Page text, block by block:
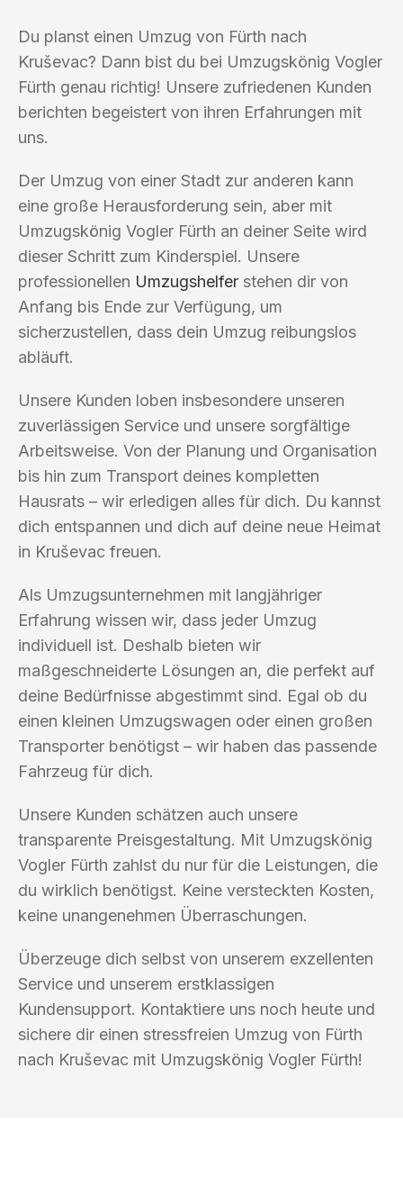
Du planst einen Umzug von Fürth nach
Kruševac? Dann bist du bei Umzugskönig Vogler
Fürth genau richtig! Unsere zufriedenen Kunden
berichten begeistert von ihren Erfahrungen mit
uns.
Der Umzug von einer Stadt zur anderen kann
eine große Herausforderung sein, aber mit
Umzugskönig Vogler Fürth an deiner Seite wird
dieser Schritt zum Kinderspiel. Unsere
professionellen Umzugshelfer stehen dir von
Anfang bis Ende zur Verfügung, um
sicherzustellen, dass dein Umzug reibungslos
abläuft.
Unsere Kunden loben insbesondere unseren
zuverlässigen Service und unsere sorgfältige
Arbeitsweise. Von der Planung und Organisation
bis hin zum Transport deines kompletten
Hausrats – wir erledigen alles für dich. Du kannst
dich entspannen und dich auf deine neue Heimat
in Kruševac freuen.
Als Umzugsunternehmen mit langjähriger
Erfahrung wissen wir, dass jeder Umzug
individuell ist. Deshalb bieten wir
maßgeschneiderte Lösungen an, die perfekt auf
deine Bedürfnisse abgestimmt sind. Egal ob du
einen kleinen Umzugswagen oder einen großen
Transporter benötigst – wir haben das passende
Fahrzeug für dich.
Unsere Kunden schätzen auch unsere
transparente Preisgestaltung. Mit Umzugskönig
Vogler Fürth zahlst du nur für die Leistungen, die
du wirklich benötigst. Keine versteckten Kosten,
keine unangenehmen Überraschungen.
Überzeuge dich selbst von unserem exzellenten
Service und unserem erstklassigen
Kundensupport. Kontaktiere uns noch heute und
sichere dir einen stressfreien Umzug von Fürth
nach Kruševac mit Umzugskönig Vogler Fürth!